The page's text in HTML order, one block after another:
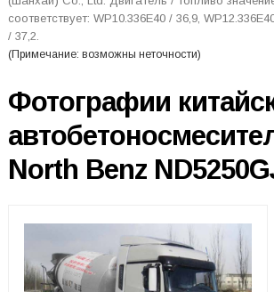
соответствует: WP10.336E40 / 36,9,
/ 37,2.
(Примечание: возможны неточности)
Фотографии
North Benz